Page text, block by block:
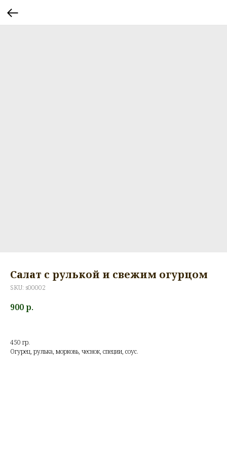
Салат с рулькой и свежим огурцом
SKU: s00002
900р.
450 гр.
Огурец, рулька, морковь, чеснок, специи, соус.